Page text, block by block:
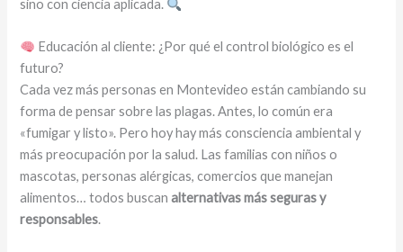
sino con ciencia aplicada.
Educación al cliente: ¿Por qué el control biológico es el
futuro?
Cada vez más personas en Montevideo están cambiando su
forma de pensar sobre las plagas. Antes, lo común era
«fumigar y listo». Pero hoy hay más consciencia ambiental y
más preocupación por la salud. Las familias con niños o
mascotas, personas alérgicas, comercios que manejan
alimentos… todos buscanalternativas más seguras y
responsables.